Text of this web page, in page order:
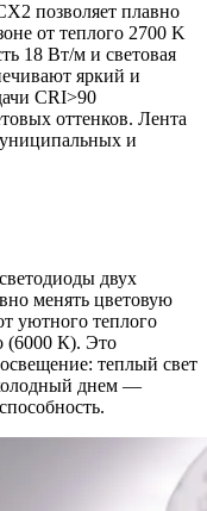
позволяет плавно
от теплого 2700 K
18 Вт/м и световая
яркий и
CRI>90
оттенков. Лента
и
двух
менять цветовую
уютного теплого
(6000 К). Это
теплый свет
днем —